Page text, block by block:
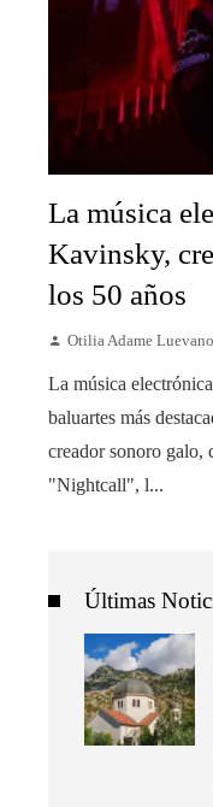
La música
Kavinsky,
los 50 años
Otilia Adame Luevano
La música
baluartes más
creador sonoro galo,
"Nightcall", l...
Últimas